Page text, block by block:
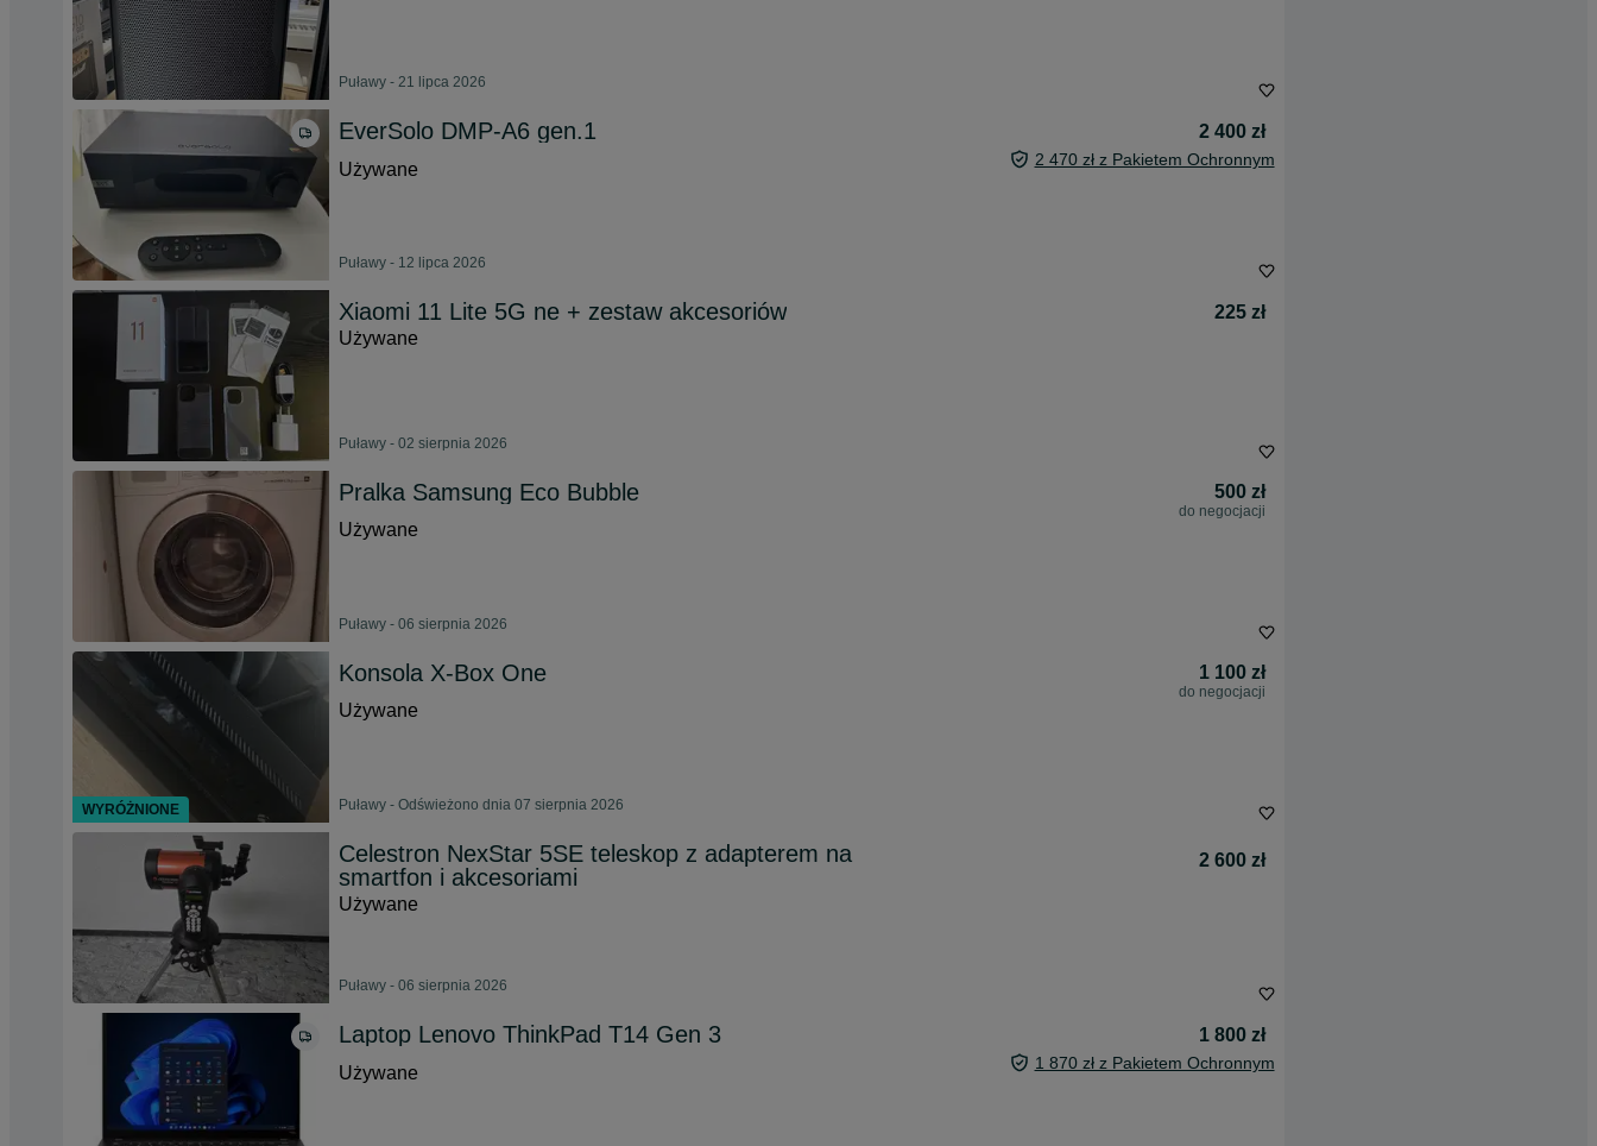
Puławy - 21 lipca 2026
EverSolo DMP-A6 gen.1
2 400 zł
Używane
2 470 zł z Pakietem Ochronnym
Puławy - 12 lipca 2026
Xiaomi 11 Lite 5G ne + zestaw akcesoriów
225 zł
Używane
Puławy - 02 sierpnia 2026
Pralka Samsung Eco Bubble 500 zł
do negocjacji
Używane
Puławy - 06 sierpnia 2026
Konsola X-Box One 1 100 zł
do negocjacji
Używane
Puławy - Odświeżono dnia 07 sierpnia 2026
Celestron NexStar 5SE teleskop z adapterem na
smartfon i akcesoriami
2 600 zł
Używane
Puławy - 06 sierpnia 2026
Laptop Lenovo ThinkPad T14 Gen 3
1 800 zł
Używane
1 870 zł z Pakietem Ochronnym
WYRÓŻNIONE